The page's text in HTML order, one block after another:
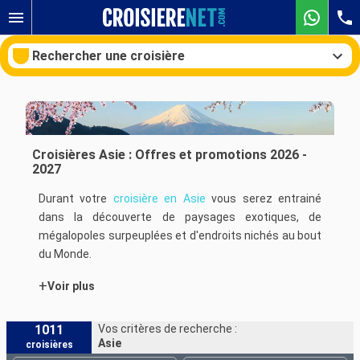
Rechercher une croisière
Ports Compagnies
Croisières Asie : Offres et promotions 2026 -
2027
Durant votre croisière en Asie vous serez entrainé
dans la découverte de paysages exotiques, de
mégalopoles surpeuplées et d'endroits nichés au bout
du Monde.
Durant vos escales de
marché de nuit de Temple Street. Au coeur des rues
de l'île vous serez happé, par la densité de la
+Voir plus
1011
croisières
Vos critères de recherche :
Asie